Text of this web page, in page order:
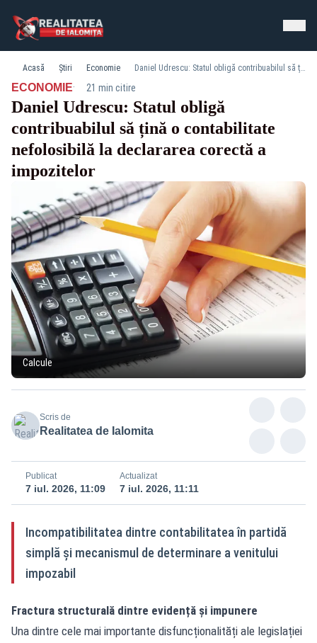
Acasă Știri Economie Daniel Udrescu: Statul obligă contribuabilul să țină o contabilitate nefolosibilă la declararea corectă a impozitelor
ECONOMIE· 21 min citire
Daniel Udrescu: Statul obligă
contribuabilul să țină o contabilitate
nefolosibilă la declararea corectă a
impozitelor
Calcule
Scris de
Realitatea de Ialomita
Publicat
7 iul. 2026, 11:09
Actualizat
7 iul. 2026, 11:11
Incompatibilitatea dintre contabilitatea în partidă
simplă și mecanismul de determinare a venitului
impozabil
Fractura structurală dintre evidență și impunere
Una dintre cele mai importante disfuncționalități ale legislației